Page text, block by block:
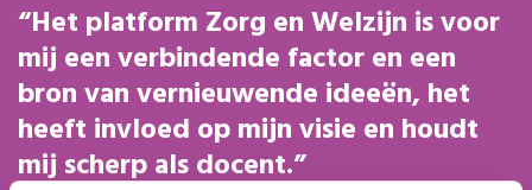
Het platform Zorg en Welzijn is voor
mij een verbindende factor en een
bron van vernieuwende ideeën, het
heeft invloed op mijn visie en houdt
mij scherp als docent.